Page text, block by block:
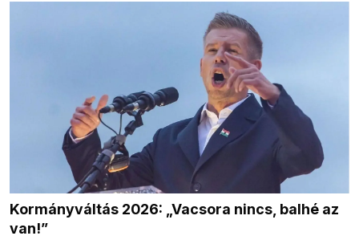
Kormányváltás 2026: „Vacsora nincs, balhé az
van!”